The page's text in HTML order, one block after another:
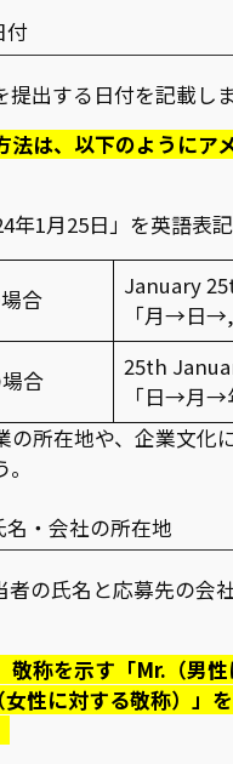
付
提出する日付を記載しま
法は、以下のようにア
年1月25日」を英語表記
合
January
「月→日
合
25th
「日→月→
の所在地や、企業文化
名・会社の所在地
者の氏名と応募先の会
敬称を示す「Mr.（男
性に対する敬称）」